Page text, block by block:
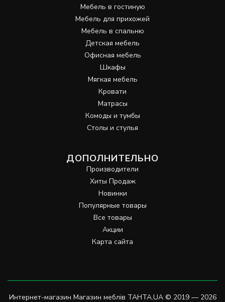
Мебель в гостиную
Мебель для прихожей
Мебель в спальню
Детская мебель
Офисная мебель
Шкафы
Мягкая мебель
Кровати
Матрасы
Комоды и тумбы
Столы и стулья
ДОПОЛНИТЕЛЬНО
Производители
Хиты Продаж
Новинки
Популярные товары
Все товары
Акции
Карта сайта
Интернет-магазин Магазин меблів TAHTA.UA © 2019 — 2026